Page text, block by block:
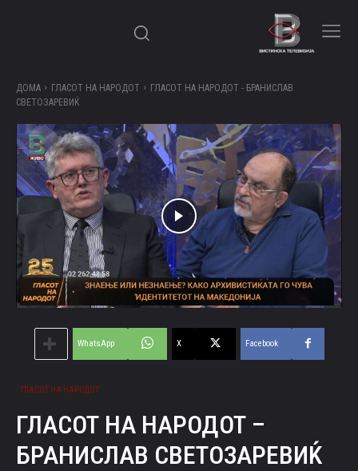
ДОМА ГЛАСОТ НА НАРОДОТ
ГЛАСОТ НА НАРОДОТ - БРАНИСЛАВ
СВЕТОЗАРЕВИЌ
Facebook
X
WhatsApp
ГЛАСОТ НА НАРОДОТ
ГЛАСОТ НА НАРОДОТ –
БРАНИСЛАВ СВЕТОЗАРЕВИЌ